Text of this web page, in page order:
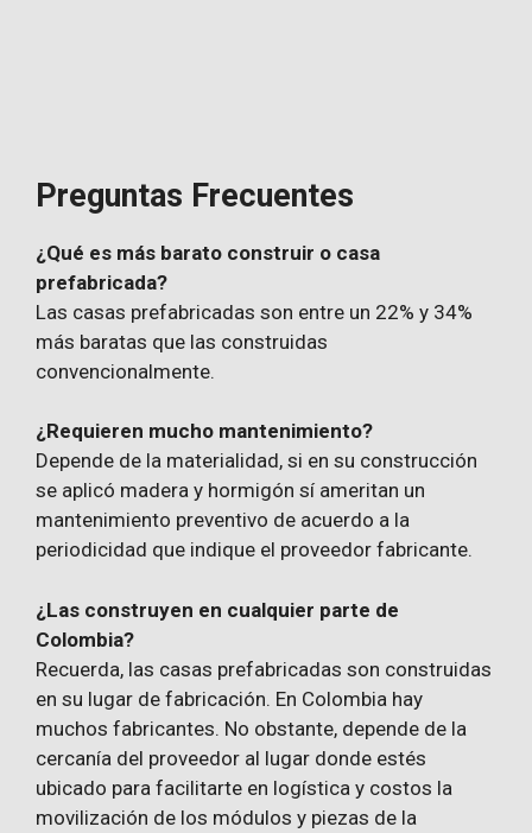
Preguntas Frecuentes
¿Qué es más barato construir o casa
prefabricada?
Las casas prefabricadas son entre un 22% y 34%
más baratas que las construidas
convencionalmente.
¿Requieren mucho mantenimiento?
Depende de la materialidad, si en su construcción
se aplicó madera y hormigón sí ameritan un
mantenimiento preventivo de acuerdo a la
periodicidad que indique el proveedor fabricante.
¿Las construyen en cualquier parte de
Colombia?
Recuerda, las casas prefabricadas son construidas
en su lugar de fabricación. En Colombia hay
muchos fabricantes. No obstante, depende de la
cercanía del proveedor al lugar donde estés
ubicado para facilitarte en logística y costos la
movilización de los módulos y piezas de la